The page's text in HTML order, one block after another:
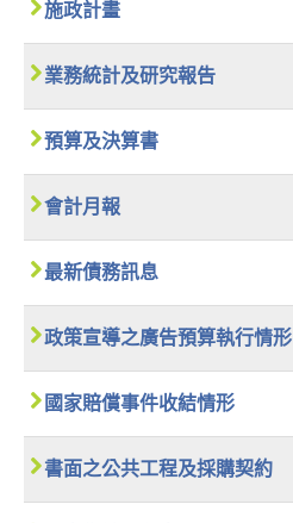
施政計畫
業務統計及研究報告
預算及決算書
會計月報
最新債務訊息
政策宣導之廣告預算執行情形
國家賠償事件收結情形
書面之公共工程及採購契約